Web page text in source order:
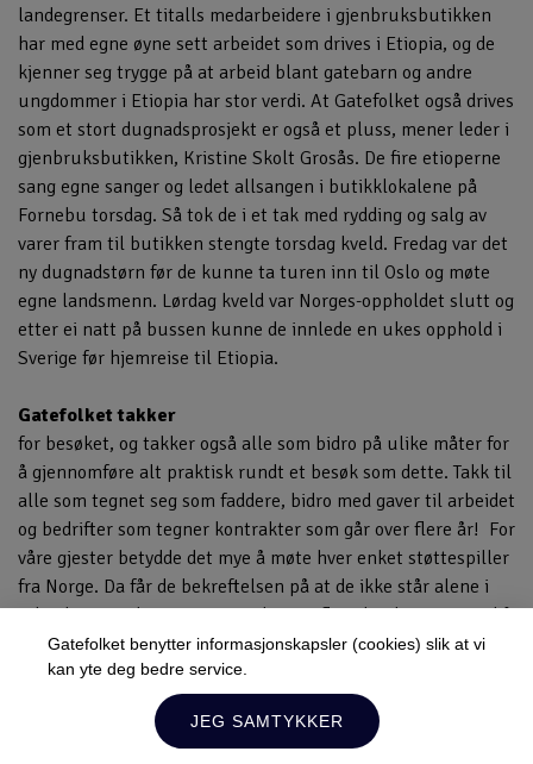
Hold deg oppdatert!
landegrenser. Et titalls medarbeidere i gjenbruksbutikken
har med egne øyne sett arbeidet som drives i Etiopia, og de
kjenner seg trygge på at arbeid blant gatebarn og andre
ungdommer i Etiopia har stor verdi. At Gatefolket også drives
som et stort dugnadsprosjekt er også et pluss, mener leder i
gjenbruksbutikken, Kristine Skolt Grosås. De fire etioperne
sang egne sanger og ledet allsangen i butikklokalene på
Fornebu torsdag. Så tok de i et tak med rydding og salg av
varer fram til butikken stengte torsdag kveld. Fredag var det
ny dugnadstørn før de kunne ta turen inn til Oslo og møte
egne landsmenn. Lørdag kveld var Norges-oppholdet slutt og
etter ei natt på bussen kunne de innlede en ukes opphold i
Sverige før hjemreise til Etiopia.
Gatefolket takker
for besøket, og takker også alle som bidro på ulike måter for
å gjennomføre alt praktisk rundt et besøk som dette. Takk til
alle som tegnet seg som faddere, bidro med gaver til arbeidet
og bedrifter som tegner kontrakter som går over flere år! For
våre gjester betydde det mye å møte hver enket støttespiller
fra Norge. Da får de bekreftelsen på at de ikke står alene i
arbeidet, men har mange rundt seg i flere land som er med å
bære sin del av byrden og ta sin del av gleden og
velsignelsen!
Gatefolket benytter informasjonskapsler (cookies) slik at vi
kan yte deg bedre service.
JEG SAMTYKKER